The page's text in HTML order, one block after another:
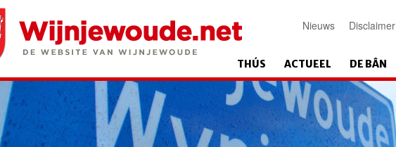
Nieuws Disclaimer
THÚS ACTUEEL DE BÂN